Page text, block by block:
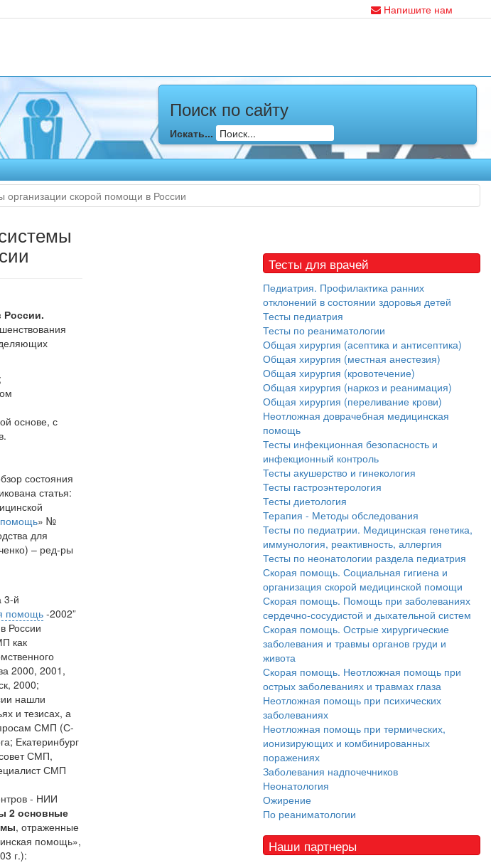
Напишите нам
Поиск по сайту
Искать...
скорой помощи в России
России.
основе, с
состояния
статья:
» №
для
– ред-ры
3-й
помощь-2002”
России
как
2000, 2001,
2000;
нашли
и тезисах, а
СМП (С-
Екатеринбург
СМП,
СМП
- НИИ
2 основные
, отраженные
помощь»,
г.):
Тесты для врачей
Педиатрия. Профилактика ранних
отклонений в состоянии здоровья детей
Тесты педиатрия
Тесты по реаниматологии
Общая хирургия (асептика и антисептика)
Общая хирургия (местная анестезия)
Общая хирургия (кровотечение)
Общая хирургия (наркоз и реанимация)
Общая хирургия (переливание крови)
Неотложная доврачебная медицинская
помощь
Тесты инфекционная безопасность и
инфекционный контроль
Тесты акушерство и гинекология
Тесты гастроэнтерология
Тесты диетология
Терапия - Методы обследования
Тесты по педиатрии. Медицинская генетика,
иммунология, реактивность, аллергия
Тесты по неонатологии раздела педиатрия
Скорая помощь. Социальная гигиена и
организация скорой медицинской помощи
Скорая помощь. Помощь при заболеваниях
сердечно-сосудистой и дыхательной систем
Скорая помощь. Острые хирургические
заболевания и травмы органов груди и
живота
Скорая помощь. Неотложная помощь при
острых заболеваниях и травмах глаза
Неотложная помощь при психических
заболеваниях
Неотложная помощь при термических,
ионизирующих и комбинированных
поражениях
Заболевания надпочечников
Неонатология
Ожирение
По реаниматологии
Наши партнеры